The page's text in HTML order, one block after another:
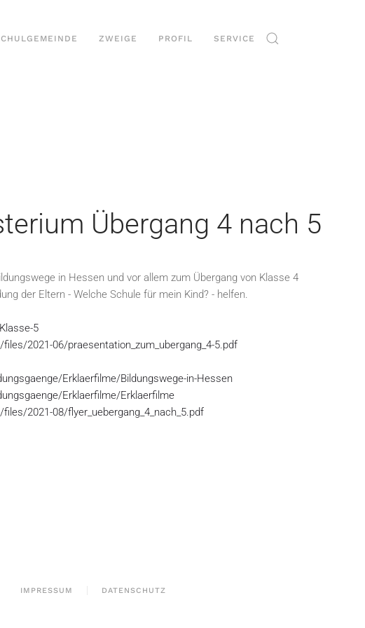
ZWEIGE PROFIL SERVICE
Übergang 4 nach 5
in Hessen und vor allem zum Übergang von Klasse 4
der Eltern - Welche Schule für mein Kind? - helfen.
5
2021-06/praesentation_zum_ubergang_4-5.pdf
Erklaerfilme/Bildungswege-in-Hessen
Erklaerfilme/Erklaerfilme
2021-08/flyer_uebergang_4_nach_5.pdf
IMPRESSUM DATENSCHUTZ